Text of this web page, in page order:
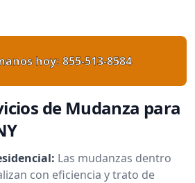
hoy: 855-513-8584
de Mudanza para
Las mudanzas dentro
con eficiencia y trato de